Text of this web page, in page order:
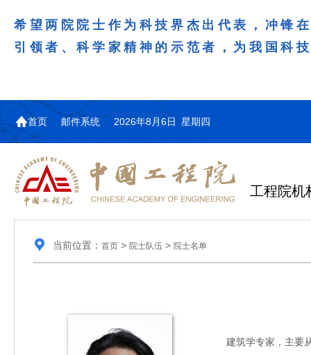
希望两院院士作为科技界杰出代表，冲锋
引领者、科学家精神的示范者，为我国科
首页 邮件系统 2026年8月6日 星期四
工程院机
当前位置： 首页> 院士队伍 > 院士名单
建筑学专家，主要从